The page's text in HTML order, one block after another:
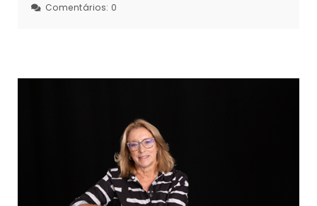
Comentários: 0